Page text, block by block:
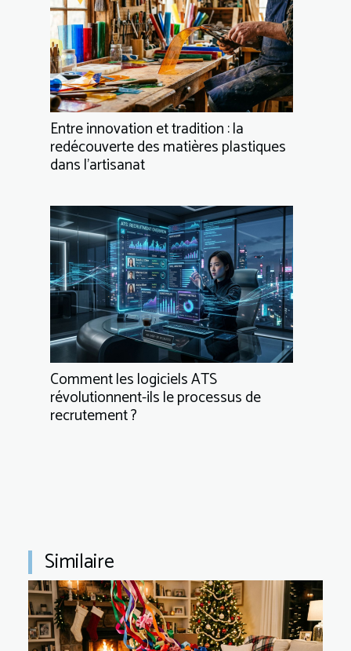
Entre innovation et tradition : la
redécouverte des matières plastiques
dans l’artisanat
Comment les logiciels ATS
révolutionnent-ils le processus de
recrutement ?
Similaire